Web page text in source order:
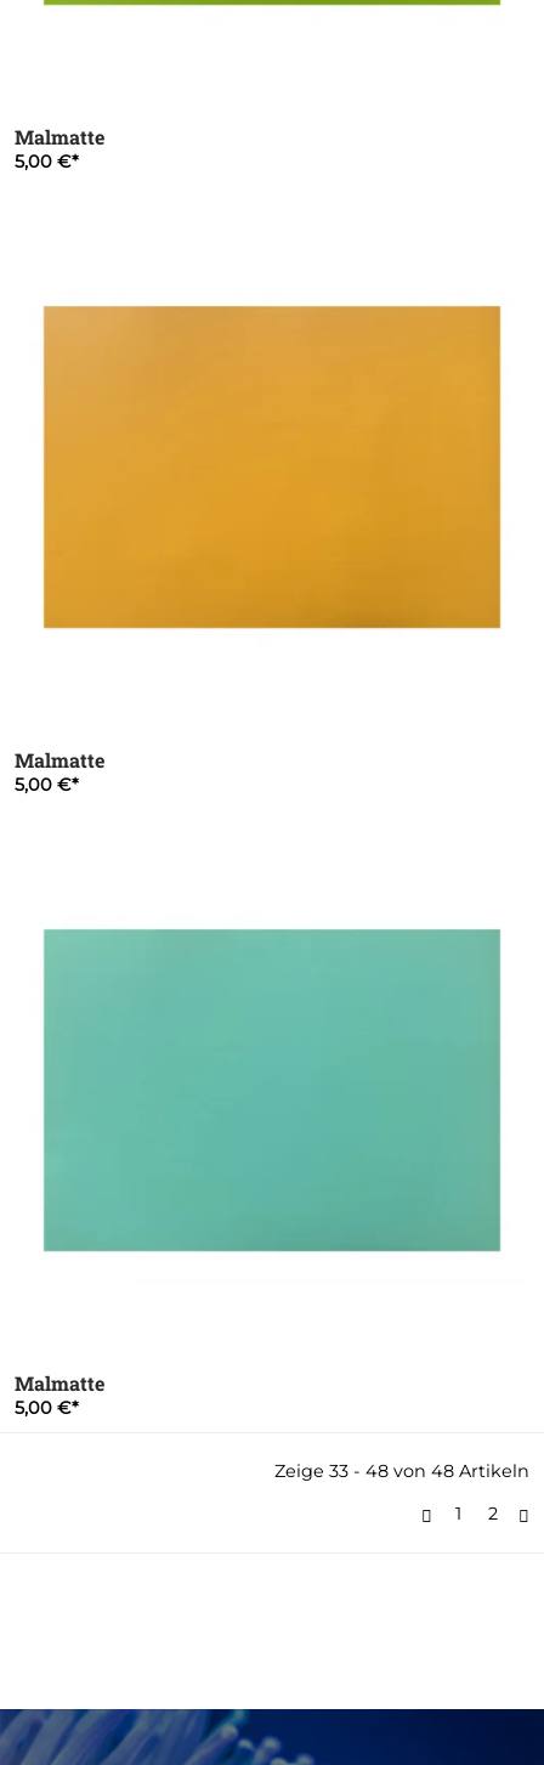
Malmatte
5,00 €
Malmatte
5,00 €
Malmatte
5,00 €
Zeige 33 - 48 von 48 Artikeln
1
2